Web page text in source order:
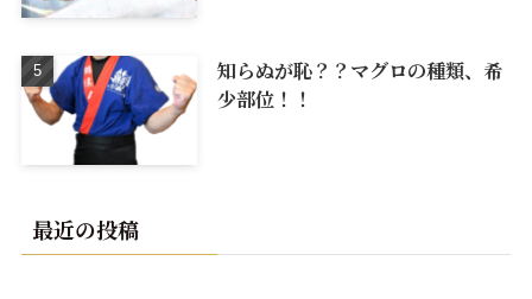
知らぬが恥？？マグロの種類、希
少部位！！
最近の投稿